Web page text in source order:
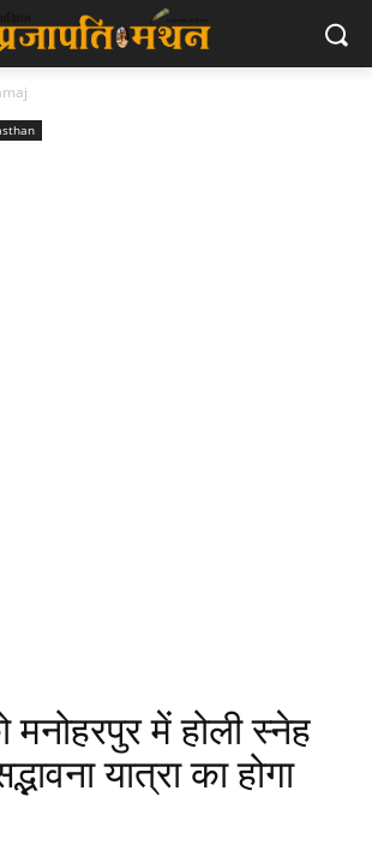
मनोहरपुर में होली स्नेह
यात्रा का होगा